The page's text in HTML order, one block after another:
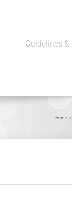
Guidelines &
Home /